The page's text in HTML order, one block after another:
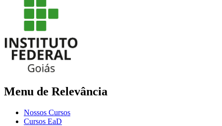
Menu de Relevância
Nossos Cursos
Cursos EaD